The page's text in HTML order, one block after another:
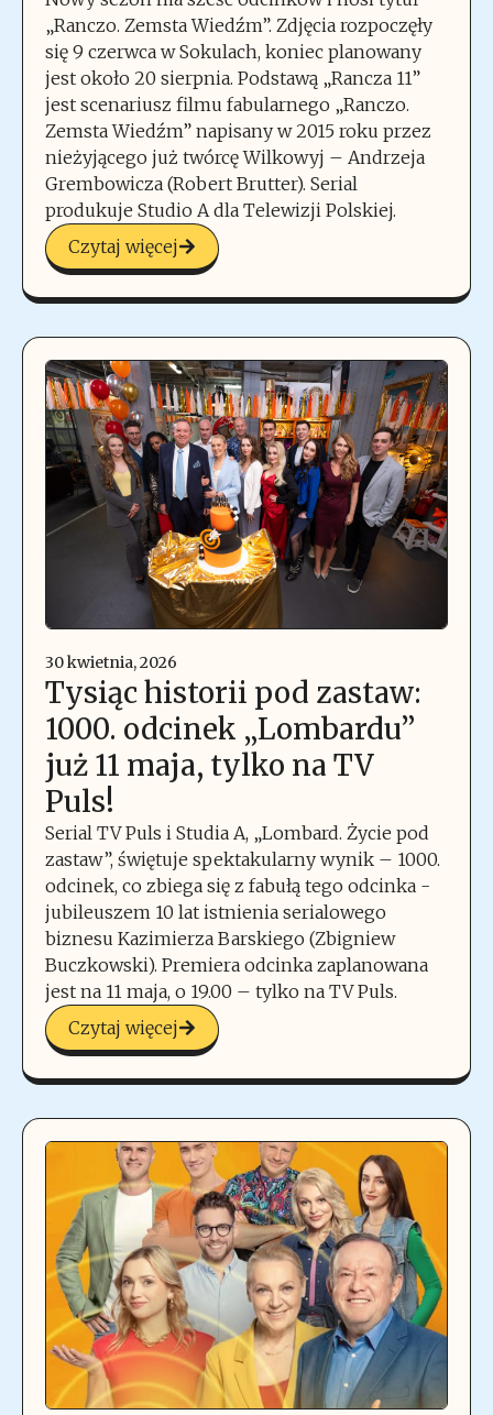
„Ranczo. Zemsta Wiedźm”. Zdjęcia rozpoczęły
się 9 czerwca w Sokulach, koniec planowany
jest około 20 sierpnia. Podstawą „Rancza 11”
jest scenariusz filmu fabularnego „Ranczo.
Zemsta Wiedźm” napisany w 2015 roku przez
nieżyjącego już twórcę Wilkowyj – Andrzeja
Grembowicza (Robert Brutter). Serial
produkuje Studio A dla Telewizji Polskiej.
Czytaj więcej
30 kwietnia, 2026
Tysiąc historii pod zastaw:
1000. odcinek „Lombardu”
już 11 maja, tylko na TV
Puls!
Serial TV Puls i Studia A, „Lombard. Życie pod
zastaw”, świętuje spektakularny wynik – 1000.
odcinek, co zbiega się z fabułą tego odcinka -
jubileuszem 10 lat istnienia serialowego
biznesu Kazimierza Barskiego (Zbigniew
Buczkowski). Premiera odcinka zaplanowana
jest na 11 maja, o 19.00 – tylko na TV Puls.
Czytaj więcej